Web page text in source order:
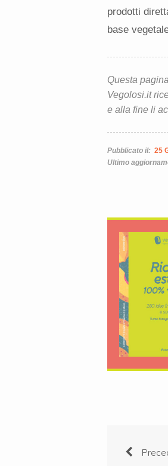
prodotti
base
Questa
Vegolosi.it
e alla fine li
Pubblicato il: 25
Ultimo